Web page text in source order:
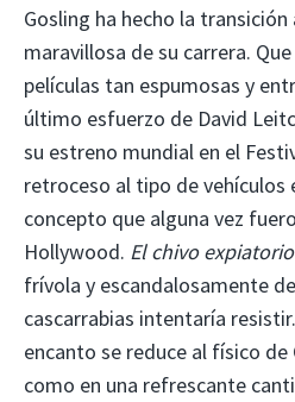
Gosling ha hecho la
maravillosa de su carrera.
películas tan espumosas y
último esfuerzo de David
su estreno mundial en el
retroceso al tipo de vehículos
concepto que alguna vez
Hollywood. El chivo expiatorio
frívola y escandalosamente
cascarrabias intentaría
encanto se reduce al físico
como en una refrescante